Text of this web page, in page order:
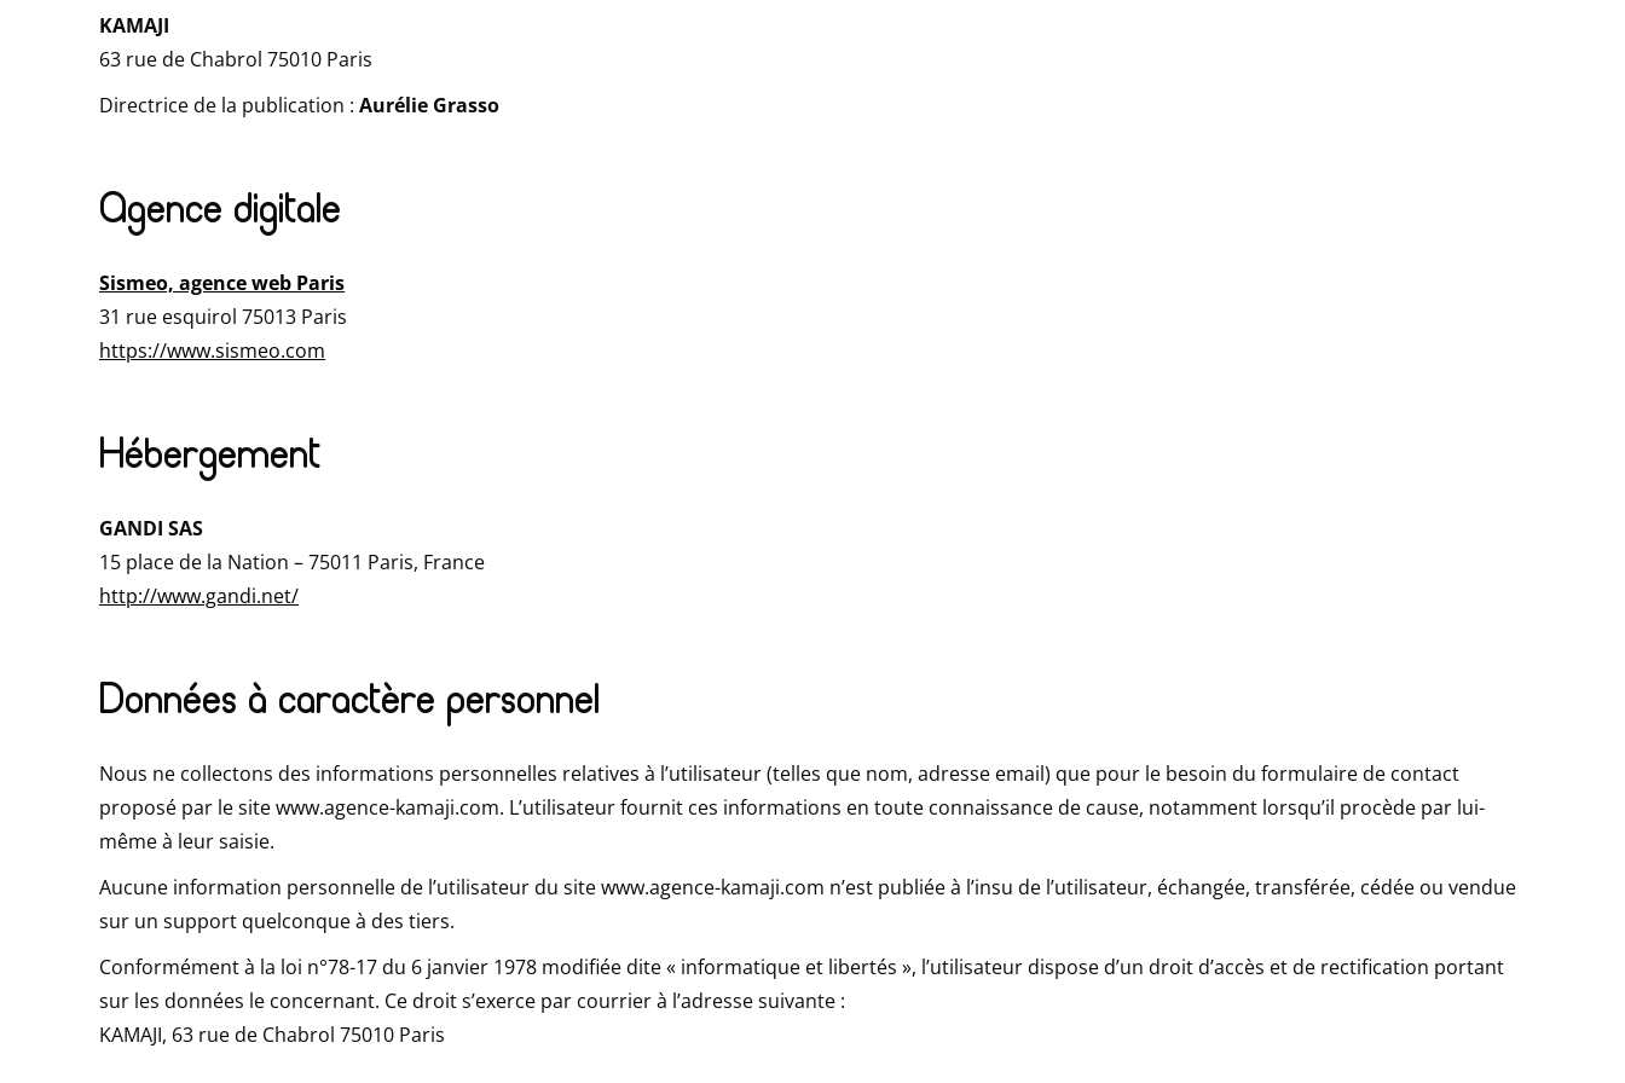
KAMAJI
63 rue de Chabrol 75010 Paris
Directrice de la publication : Aurélie Grasso
Agence digitale
Sismeo, agence web Paris
31 rue esquirol 75013 Paris
https://www.sismeo.com
Hébergement
GANDI SAS
15 place de la Nation – 75011 Paris, France
http://www.gandi.net/
Données à caractère personnel
Nous ne collectons des informations personnelles relatives à l’utilisateur (telles que nom, adresse email) que pour le besoin du formulaire de contact
proposé par le site www.agence-kamaji.com. L’utilisateur fournit ces informations en toute connaissance de cause, notamment lorsqu’il procède par lui-
même à leur saisie.
Aucune information personnelle de l’utilisateur du site www.agence-kamaji.com n’est publiée à l’insu de l’utilisateur, échangée, transférée, cédée ou vendue
sur un support quelconque à des tiers.
Conformément à la loi n°78-17 du 6 janvier 1978 modifiée dite « informatique et libertés », l’utilisateur dispose d’un droit d’accès et de rectification portant
sur les données le concernant. Ce droit s’exerce par courrier à l’adresse suivante :
KAMAJI, 63 rue de Chabrol 75010 Paris